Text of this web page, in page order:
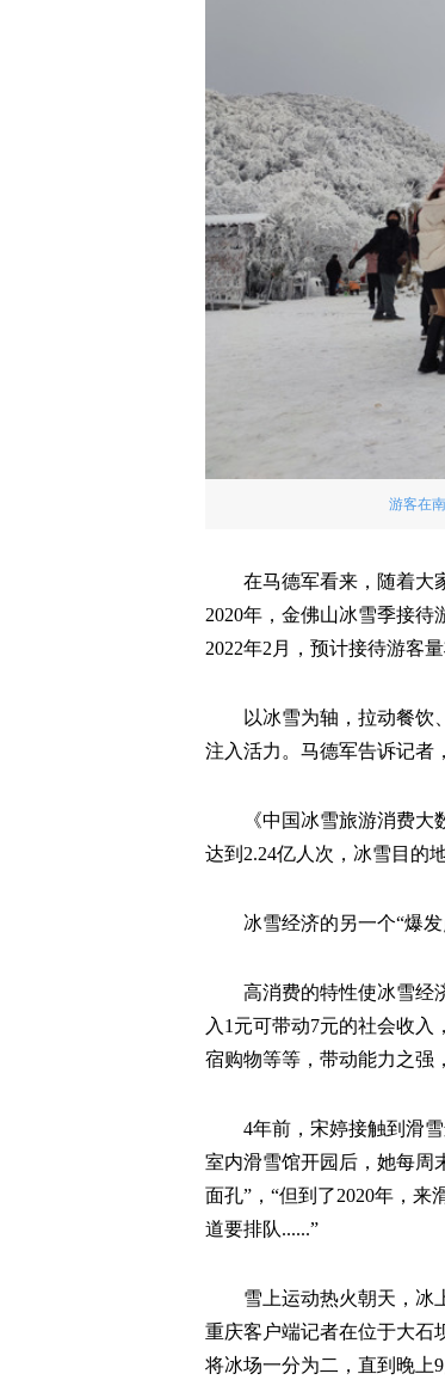
游客在
在马德军看来，随着大
2020年，金佛山冰雪季接待
2022年2月，预计接待游客
以冰雪为轴，拉动餐饮
注入活力。马德军告诉记者
《中国冰雪旅游消费
达到2.24亿人次，冰雪目的
冰雪经济的另一个“爆
高消费的特性使冰雪经
入1元可带动7元的社会收
宿购物等等，带动能力之强
4年前，宋婷接触到滑
室内滑雪馆开园后，她每周
面孔”，“但到了2020年，
道要排队......”
雪上运动热火朝天，冰
重庆客户端记者在位于大石
将冰场一分为二，直到晚上